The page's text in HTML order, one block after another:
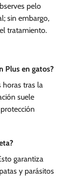
pelo
sin embargo,
tratamiento.
Plus en gatos?
horas tras la
suele
garantiza
y parásitos